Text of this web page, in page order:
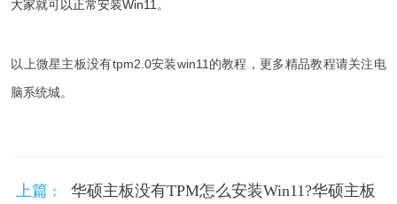
大家就可以正常安装Win11。
以上微星主板没有tpm2.0安装win11的教程，更多精品教程请关注电
脑系统城。
上篇 :
华硕主板没有TPM怎么安装Win11?华硕主板